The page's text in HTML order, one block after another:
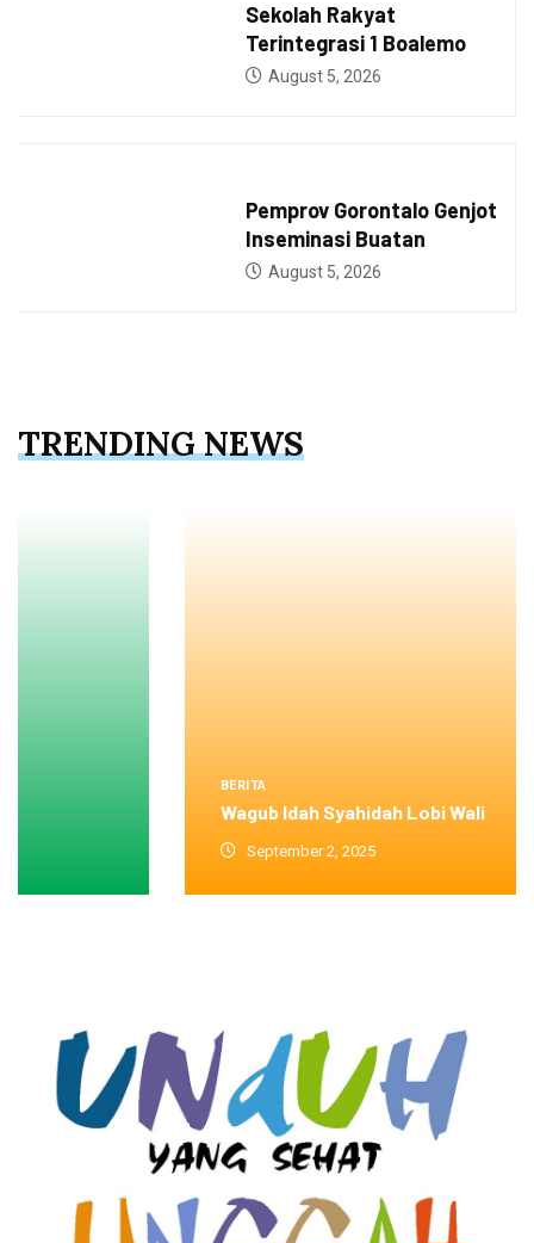
Sekolah Rakyat
Terintegrasi 1 Boalemo
August 5, 2026
Pemprov Gorontalo Genjot
Inseminasi Buatan
August 5, 2026
TRENDING NEWS
Wagub Idah Syahidah Lobi Wali